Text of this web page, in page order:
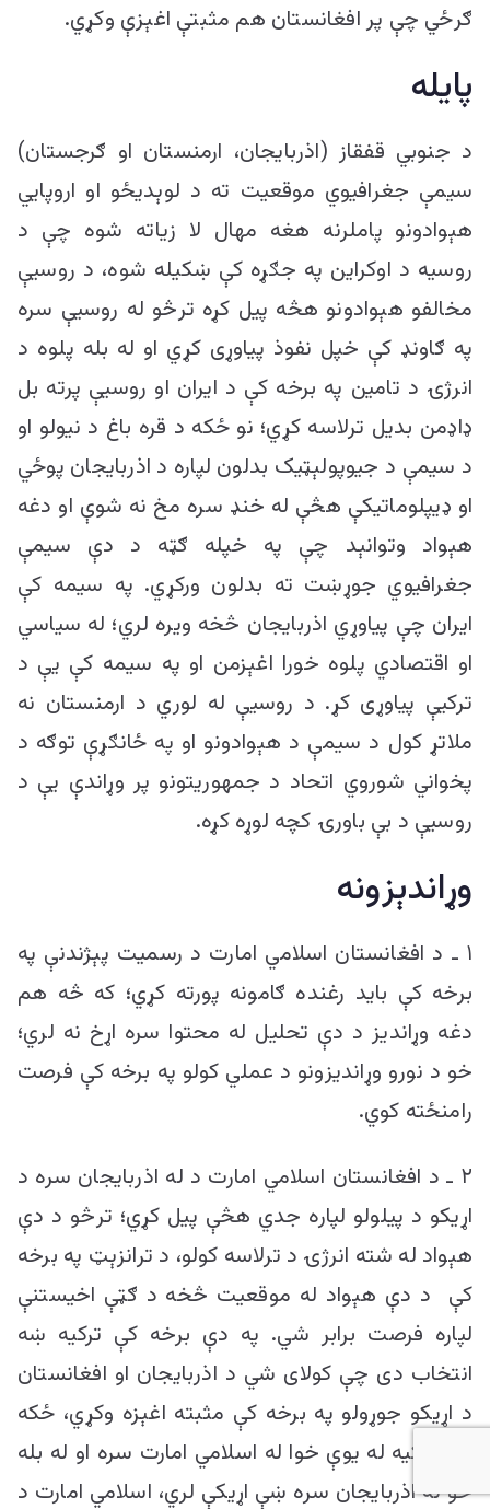
ګرځي چې پر افغانستان هم مثبتې اغېزې وکړي.
پایله
د جنوبي قفقاز (اذربایجان، ارمنستان او ګرجستان)
سیمې جغرافیوي موقعیت ته د لوېدیځو او اروپايي
هېوادونو پاملرنه هغه مهال لا زیاته شوه چې د
روسیه د اوکراین په جګړه کې ښکیله شوه، د روسیې
مخالفو هېوادونو هڅه پیل کړه ترڅو له روسیې سره
په ګاونډ کې خپل نفوذ پیاوړی کړي او له بله پلوه د
انرژۍ د تامین په برخه کې د ایران او روسیې پرته بل
ډاډمن بدیل ترلاسه کړي؛ نو ځکه د قره باغ د نیولو او
د سیمې د جیوپولېټیک بدلون لپاره د اذربایجان پوځي
او ډیپلوماتیکې هڅې له خنډ سره مخ نه شوې او دغه
هېواد وتوانېد چې په خپله ګټه د دې سیمې
جغرافیوي جوړښت ته بدلون ورکړي. په سیمه کې
ایران چې پیاوړي اذربایجان څخه ویره لري؛ له سیاسي
او اقتصادي پلوه خورا اغېزمن او په سیمه کې یې د
ترکیې پیاوړی کړ. د روسیې له لوري د ارمنستان نه
ملاتړ کول د سیمې د هېوادونو او په ځانګړې توګه د
پخواني شوروي اتحاد د جمهوریتونو پر وړاندې یې د
روسیې د بې باورۍ کچه لوړه کړه.
وړاندېزونه
۱ ـ د افغانستان اسلامي امارت د رسمیت پېژندنې په
برخه کې باید رغنده ګامونه پورته کړي؛ که څه هم
دغه وړاندیز د دې تحلیل له محتوا سره اړخ نه لري؛
خو د نورو وړاندیزونو د عملي کولو په برخه کې فرصت
رامنځته کوي.
۲ ـ د افغانستان اسلامي امارت د له اذربایجان سره د
اړیکو د پیلولو لپاره جدي هڅې پیل کړي؛ ترڅو د دې
هېواد له شته انرژۍ د ترلاسه کولو، د ترانزېټ په برخه
کې د دې هېواد له موقعیت څخه د ګټې اخیستنې
لپاره فرصت برابر شي. په دې برخه کې ترکیه ښه
انتخاب دی چې کولای شي د اذربایجان او افغانستان
د اړیکو جوړولو په برخه کې مثبته اغېزه وکړي، ځکه
چې ترکیه له یوې خوا له اسلامي امارت سره او له بله
خو له اذربایجان سره ښې اړیکې لري، اسلامي امارت د